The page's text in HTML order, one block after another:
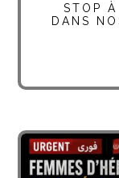
STOP À
DANS